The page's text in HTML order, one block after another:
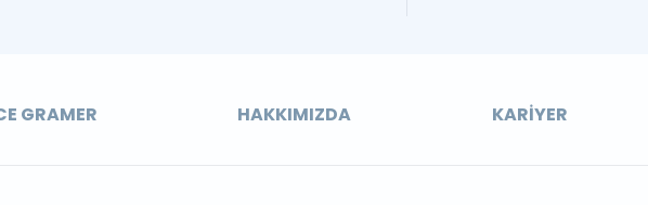
GRAMER HAKKIMIZDA KARIYER